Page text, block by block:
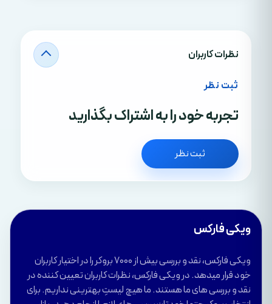
نظرات کاربران
ثبت نظر
تجربه خود را به اشتراک بگذارید
ثبت نظر
ویکی فارکس
ویکی فارکس، نقد و بررسی بیش از 7000 بروکر را در اختیار کاربران
خود قرار میدهد. در ویکی فارکس، نظرات کاربران تعیین کننده در
نقد و بررسی های ما هستند. ما هیچ لیستِ بهترینی نداریم. برای